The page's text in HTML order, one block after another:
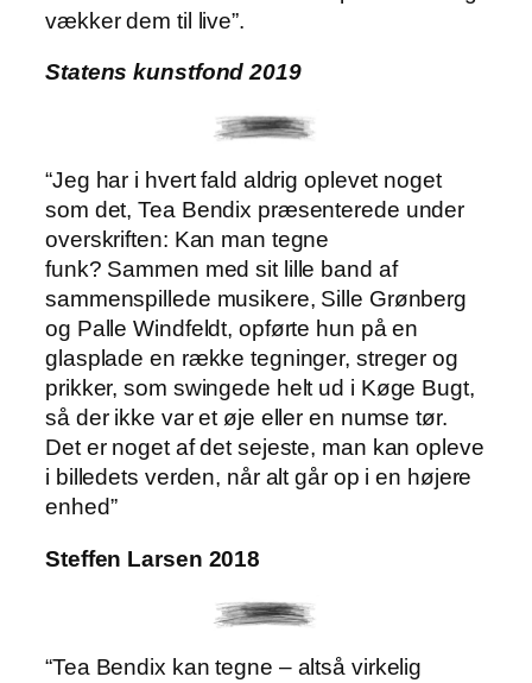
vækker dem til live”.
Statens kunstfond 2019
“Jeg har i hvert fald aldrig oplevet noget
som det, Tea Bendix præsenterede under
overskriften: Kan man tegne
funk? Sammen med sit lille band af
sammenspillede musikere, Sille Grønberg
og Palle Windfeldt, opførte hun på en
glasplade en række tegninger, streger og
prikker, som swingede helt ud i Køge Bugt,
så der ikke var et øje eller en numse tør.
Det er noget af det sejeste, man kan opleve
i billedets verden, når alt går op i en højere
enhed”
Steffen Larsen 2018
“Tea Bendix kan tegne – altså virkelig